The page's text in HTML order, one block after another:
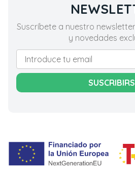
Suscríbete a nuestro
y novedades